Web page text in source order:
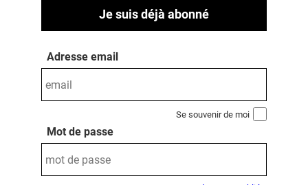
Je suis déjà abonné
Adresse email
Se souvenir de moi
Mot de passe